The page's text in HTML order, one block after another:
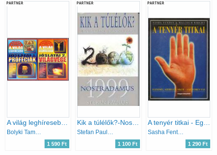
PARTNER
Bolyki Tamás (szerk.)
1 590 Ft
PARTNER
Stefan Paulus
1 100 Ft
PARTNER
Sasha Fenton, Malcolm Wright
1 290 Ft